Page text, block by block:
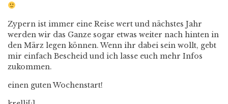
Zypern ist immer eine Reise wert und nächstes Jahr
werden wir das Ganze sogar etwas weiter nach hinten in
den März legen können. Wenn ihr dabei sein wollt, gebt
mir einfach Bescheid und ich lasse euch mehr Infos
zukommen.
einen guten Wochenstart!